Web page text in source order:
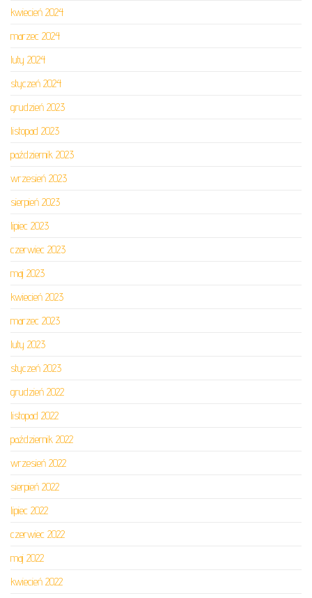
kwiecień 2024
marzec 2024
luty 2024
styczeń 2024
grudzień 2023
listopad 2023
październik 2023
wrzesień 2023
sierpień 2023
lipiec 2023
czerwiec 2023
maj 2023
kwiecień 2023
marzec 2023
luty 2023
styczeń 2023
grudzień 2022
listopad 2022
październik 2022
wrzesień 2022
sierpień 2022
lipiec 2022
czerwiec 2022
maj 2022
kwiecień 2022